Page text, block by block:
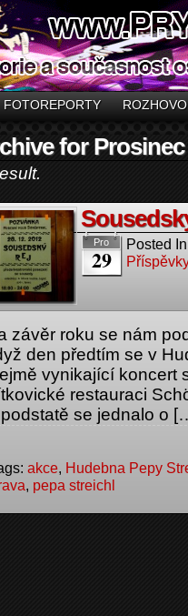
FOTOREPORTY
for Prosinec
Pro
29
Posted
závěr roku se nám
den předtím se v
vynikající koncert
restauraci
se jednalo o
akce, Hudebna Pepy
, pepa streichl